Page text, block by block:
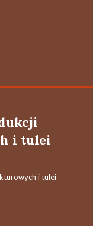
i tulei
i tulei